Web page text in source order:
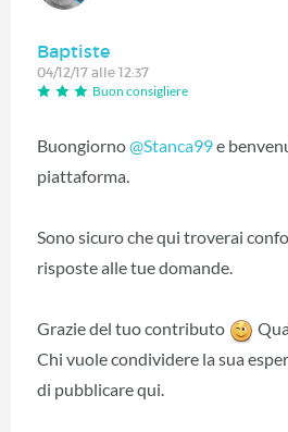
Baptiste
04/12/17 alle 12:37
Buon consigliere
Buongiorno@Stanca99 e
piattaforma.
Sono sicuro che qui troverai
risposte alle tue domande.
Grazie del tuo contributo
Chi vuole condividere la sua
di pubblicare qui.